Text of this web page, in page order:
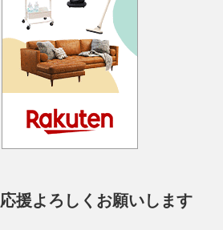
応援よろしくお願いします